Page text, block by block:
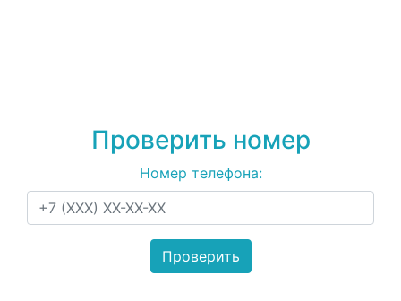
Проверить номер
Номер телефона: